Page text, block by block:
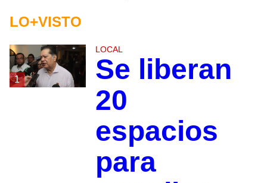
LO+VISTO
1
LOCAL
Se liberan
20
espacios
para